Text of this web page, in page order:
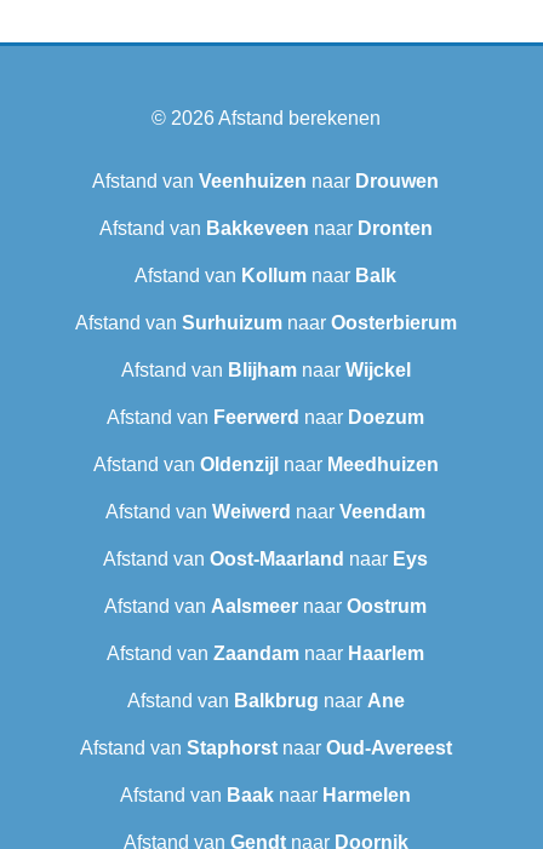
© 2026Afstand berekenen
Afstand van Veenhuizen naar Drouwen
Afstand van Bakkeveen naar Dronten
Afstand van Kollum naar Balk
Afstand van Surhuizumnaar Oosterbierum
Afstand van Blijhamnaar Wijckel
Afstand van Feerwerd naar Doezum
Afstand van Oldenzijl naar Meedhuizen
Afstand van Weiwerd naar Veendam
Afstand van Oost-Maarland naar Eys
Afstand van Aalsmeer naar Oostrum
Afstand van Zaandam naar Haarlem
Afstand van Balkbrug naar Ane
Afstand van Staphorstnaar Oud-Avereest
Afstand van Baak naar Harmelen
Afstand van Gendtnaar Doornik